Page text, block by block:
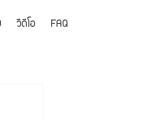
วีดีโอ FAQ